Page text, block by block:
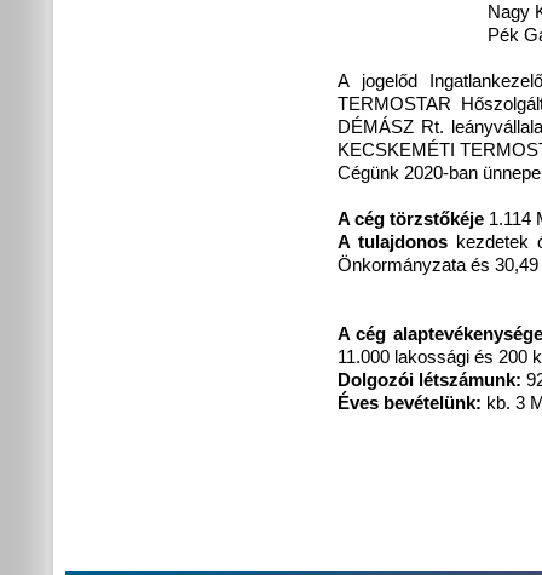
Nagy Krisztina
Pék Gáspár
A jogelőd
TERMOSTAR
DÉMÁSZ Rt.
KECSKEMÉTI
Cégünk 2020-ban
A cég törzstőkéje 1.114
A tulajdonos kezdetek
Önkormányzata és
A cég alaptevékenysége
11.000 lakossági és 200
Dolgozói létszámunk:
Éves bevételünk: kb. 3